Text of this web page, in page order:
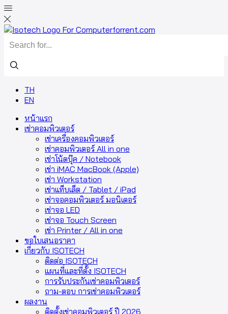
TH
EN
หน้าแรก
เช่าคอมพิวเตอร์
เช่าเครื่องคอมพิวเตอร์
เช่าคอมพิวเตอร์ All in one
เช่าโน้ตบุ๊ค / Notebook
เช่า iMAC MacBook (Apple)
เช่า Workstation
เช่าแท็บเล็ต / Tablet / iPad
เช่าจอคอมพิวเตอร์ มอนิเตอร์
เช่าจอ LED
เช่าจอ Touch Screen
เช่า Printer / All in one
ขอใบเสนอราคา
เกี่ยวกับ ISOTECH
ติดต่อ ISOTECH
แผนที่และที่ตั้ง ISOTECH
การรับประกันเช่าคอมพิวเตอร์
ถาม-ตอบ การเช่าคอมพิวเตอร์
ผลงาน
ติดตั้งเช่าคอมพิวเตอร์ ปี 2026